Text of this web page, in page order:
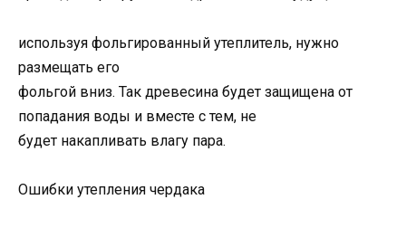
используя фольгированный утеплитель, нужно
размещать его
фольгой вниз. Так древесина будет защищена от
попадания воды и вместе с тем, не
будет накапливать влагу пара.
Ошибки утепления чердака